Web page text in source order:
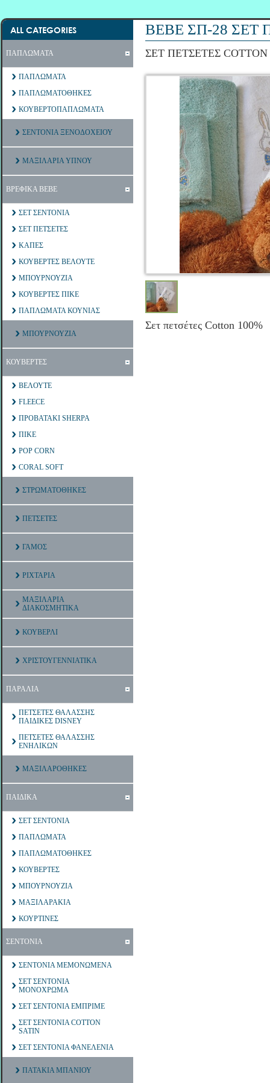
ALL CATEGORIES
ΠΑΠΛΩΜΑΤΑ
ΠΑΠΛΩΜΑΤΑ
ΠΑΠΛΩΜΑΤΟΘΗΚΕΣ
ΚΟΥΒΕΡΤΟΠΑΠΛΩΜΑΤΑ
ΣΕΝΤΟΝΙΑ ΞΕΝΟΔΟΧΕΙΟΥ
ΜΑΞΙΛΑΡΙΑ ΥΠΝΟΥ
ΒΡΕΦΙΚΑ ΒΕΒΕ
ΣΕΤ ΣΕΝΤΟΝΙΑ
ΣΕΤ ΠΕΤΣΕΤΕΣ
ΚΑΠΕΣ
ΚΟΥΒΕΡΤΕΣ ΒΕΛΟΥΤΕ
ΜΠΟΥΡΝΟΥΖΙΑ
ΚΟΥΒΕΡΤΕΣ ΠΙΚΕ
ΠΑΠΛΩΜΑΤΑ ΚΟΥΝΙΑΣ
ΜΠΟΥΡΝΟΥΖΙΑ
ΚΟΥΒΕΡΤΕΣ
ΒΕΛΟΥΤΕ
FLEECE
ΠΡΟΒΑΤΑΚΙ SHERPA
ΠΙΚΕ
POP CORN
CORAL SOFT
ΣΤΡΩΜΑΤΟΘΗΚΕΣ
ΠΕΤΣΕΤΕΣ
ΓΑΜΟΣ
ΡΙΧΤΑΡΙΑ
ΜΑΞΙΛΑΡΙΑ
ΔΙΑΚΟΣΜΗΤΙΚΑ
ΚΟΥΒΕΡΛΙ
ΧΡΙΣΤΟΥΓΕΝΝΙΑΤΙΚΑ
ΠΑΡΑΛΙΑ
ΠΕΤΣΕΤΕΣ ΘΑΛΑΣΣΗΣ
ΠΑΙΔΙΚΕΣ DISNEY
ΠΕΤΣΕΤΕΣ ΘΑΛΑΣΣΗΣ
ΕΝΗΛΙΚΩΝ
ΜΑΞΙΛΑΡΟΘΗΚΕΣ
ΠΑΙΔΙΚΑ
ΣΕΤ ΣΕΝΤΟΝΙΑ
ΠΑΠΛΩΜΑΤΑ
ΠΑΠΛΩΜΑΤΟΘΗΚΕΣ
ΚΟΥΒΕΡΤΕΣ
ΜΠΟΥΡΝΟΥΖΙΑ
ΜΑΞΙΛΑΡΑΚΙΑ
ΚΟΥΡΤΙΝΕΣ
ΣΕΝΤΟΝΙΑ
ΣΕΝΤΟΝΙΑ ΜΕΜΟΝΩΜΕΝΑ
ΣΕΤ ΣΕΝΤΟΝΙΑ
ΜΟΝΟΧΡΩΜΑ
ΣΕΤ ΣΕΝΤΟΝΙΑ ΕΜΠΡΙΜΕ
ΣΕΤ ΣΕΝΤΟΝΙΑ COTTON
SATIN
ΣΕΤ ΣΕΝΤΟΝΙΑ ΦΑΝΕΛΕΝΙΑ
ΠΑΤΑΚΙΑ ΜΠΑΝΙΟΥ
ΒΕΒΕ ΣΠ-28 ΣΕΤ
ΣΕΤ ΠΕΤΣΕΤΕΣ COTTON
Σετ πετσέτες Cotton 100%